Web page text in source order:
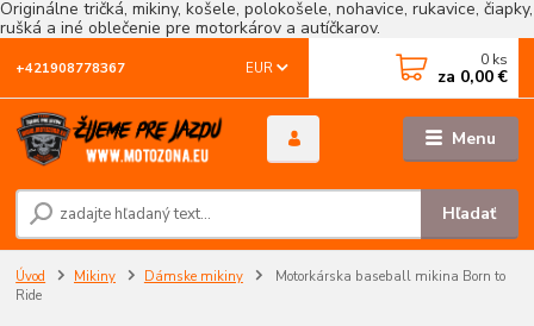
Originálne tričká, mikiny, košele, polokošele, nohavice, rukavice, čiapky,
rušká a iné oblečenie pre motorkárov a autíčkarov.
Menu
EUR
Hľadať
+421908778367 0 ks
za 0,00 €
Úvod Mikiny Dámske mikiny
Motorkárska baseball mikina Born to
Ride